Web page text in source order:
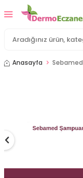
Anasayfa Sebamed